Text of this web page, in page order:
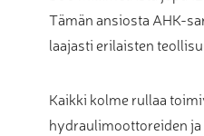
Tämän ansiosta AHK-
laajasti erilaisten
Kaikki kolme rullaa
hydraulimoottoreiden